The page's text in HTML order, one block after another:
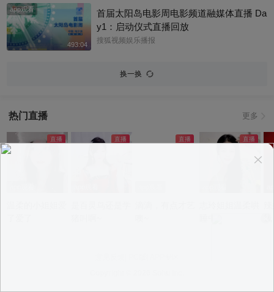
西托，出演《名校风暴》，祝福祝福~@搜
狐体育 @搜狐跑步 @小申小申
app观看
493:04
首届太阳岛电影周电影频道融媒体直播 Da
y1：启动仪式直播回放
搜狐视频娱乐播报
换一换
热门直播 更多